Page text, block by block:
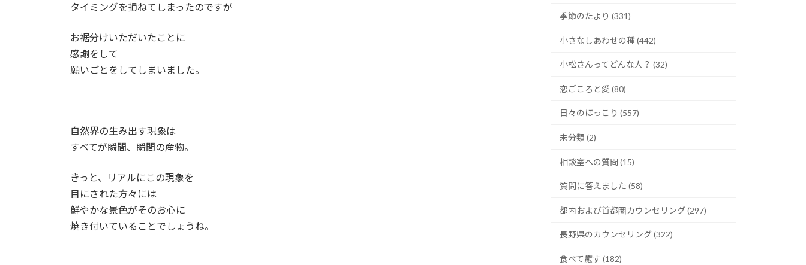
タイミングを損ねてしまったのですが
お裾分けいただいたことに
感謝をして
願いごとをしてしまいました。
自然界の生み出す現象は
すべてが瞬間、瞬間の産物。
きっと、リアルにこの現象を
目にされた方々には
鮮やかな景色がそのお心に
焼き付いていることでしょうね。
季節のたより (331)
小さなしあわせの種 (442)
小松さんってどんな人？ (32)
恋ごころと愛 (80)
日々のほっこり (557)
未分類 (2)
相談室への質問 (15)
質問に答えました (58)
都内および首都圏カウンセリング (297)
長野県のカウンセリング (322)
食べて癒す (182)